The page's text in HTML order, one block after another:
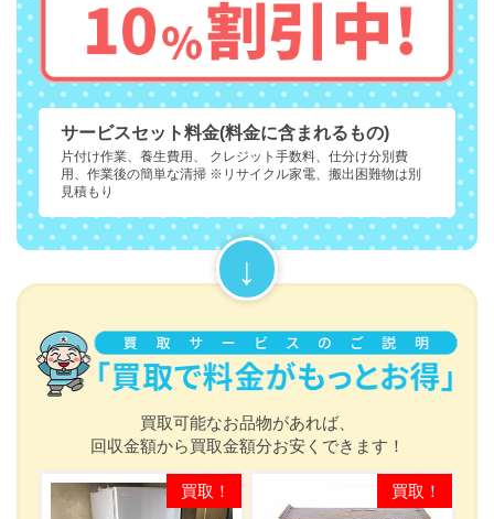
サービスセット料金(料金に含まれるもの)
片付け作業、養生費用、 クレジット手数料、仕分け分別費
用、作業後の簡単な清掃 ※リサイクル家電、搬出困難物は別
見積もり
買取可能なお品物があれば、
回収金額から買取金額分お安くできます！